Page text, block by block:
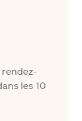
rendez-
les 10